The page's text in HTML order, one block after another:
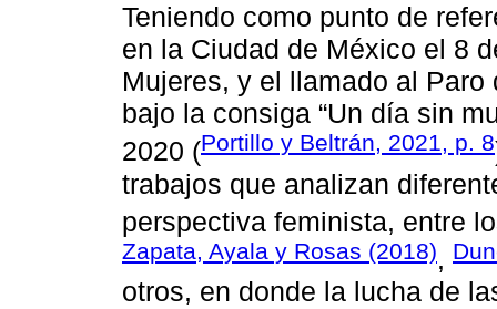
Teniendo como punto de
en la Ciudad de México el 8
Mujeres, y el llamado al
bajo la consiga “Un día sin
2020 (Portillo y Beltrán, 2021, p. 8
trabajos que analizan
perspectiva feminista, entre
Zapata, Ayala y Rosas (2018),
otros, en donde la lucha de